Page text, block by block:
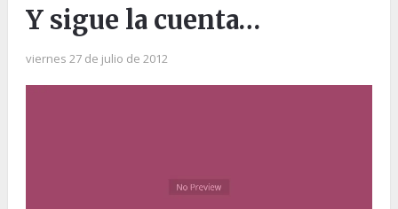
Y sigue la cuenta…
viernes 27 de julio de 2012